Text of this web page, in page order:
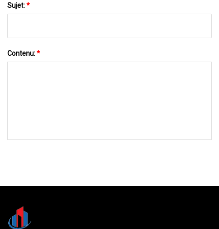
Sujet:*
Contenu:*